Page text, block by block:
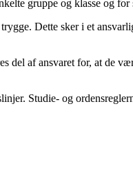
gruppe og klasse og for
Dette sker i et
del af ansvaret for, at de
Studie- og